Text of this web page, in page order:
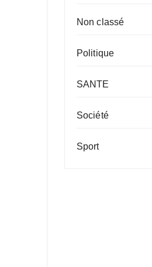
Non classé
Politique
SANTE
Société
Sport